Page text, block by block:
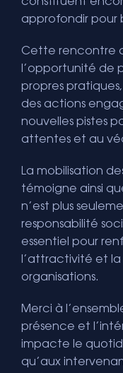
approfondir pour
Cette rencontre
l’opportunité de
propres
des actions
nouvelles pistes
attentes et au
La mobilisation
témoigne ainsi
n’est plus
responsabilité
essentiel pour
l’attractivité et
organisations.
Merci à
présence et
impacte le
qu’aux